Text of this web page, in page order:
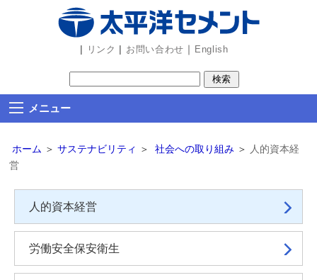
ン
読
| リンク | お問い合わせ ｜ English
メニュー
ホーム ＞ サステナビリティ ＞ 社会への取り組み ＞
人的資本経
営
人的資本経営
労働安全保安衛生